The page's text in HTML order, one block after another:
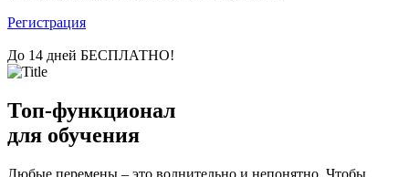
Регистрация
До 14 дней БЕСПЛАТНО!
Топ-функционал
для обучения
Любые перемены – это волнительно и непонятно. Чтобы